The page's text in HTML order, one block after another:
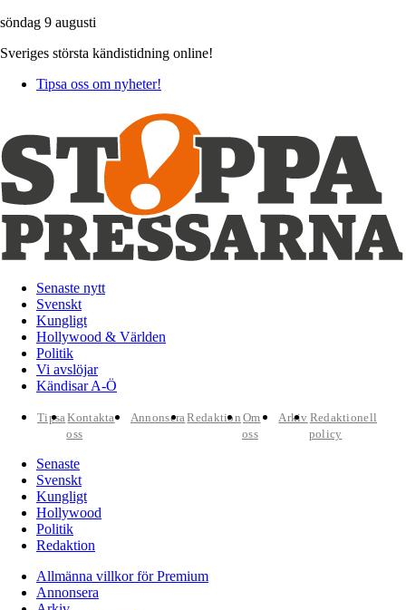
söndag 9 augusti
Sveriges största kändistidning online!
Tipsa oss om nyheter!
Senaste nytt
Svenskt
Kungligt
Hollywood & Världen
Politik
Vi avslöjar
Kändisar A-Ö
TipsaKontakta
oss
AnnonseraRedaktion Om
oss
Arkiv Redaktionell
policy
Senaste
Svenskt
Kungligt
Hollywood
Politik
Redaktion
Allmänna villkor för Premium
Annonsera